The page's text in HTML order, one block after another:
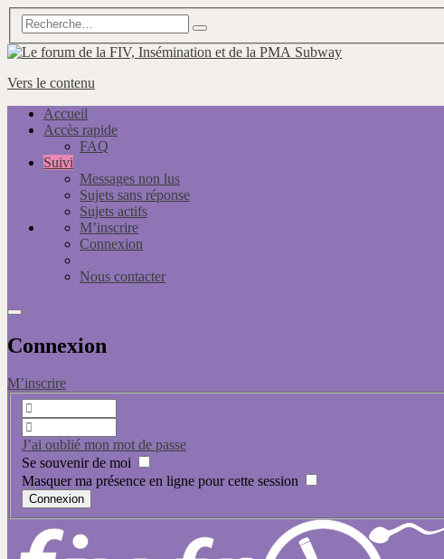
Subway
Vers le contenu
Accueil
Accès rapide
FAQ
Suivi
Messages non lus
Sujets sans réponse
Sujets actifs
M’inscrire
Connexion
Nous contacter
Connexion
M’inscrire
J’ai oublié mon mot de passe
Se souvenir de moi
Masquer ma présence en ligne pour cette session